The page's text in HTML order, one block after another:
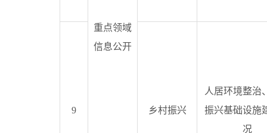
重点领域
信息公开
9 乡村振兴
人居环境整治
振兴基础设施
况